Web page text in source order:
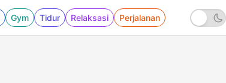
Gym Tidur Relaksasi Perjalanan